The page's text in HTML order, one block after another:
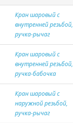
Кран шаровый с
внутренней резьбой,
ручка-рычаг
Кран шаровый с
внутренней резьбой,
ручка-бабочка
Кран шаровый с
наружной резьбой,
ручка-рычаг